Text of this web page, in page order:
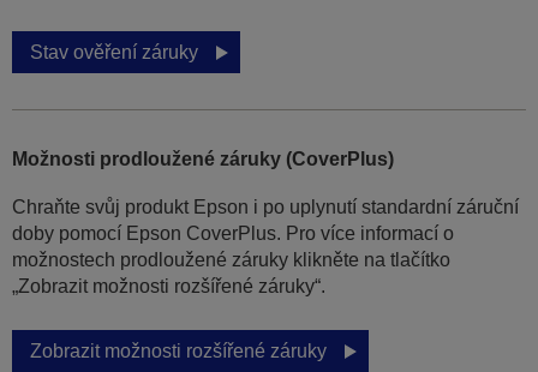
Stav ověření záruky
Možnosti prodloužené záruky (CoverPlus)
Chraňte svůj produkt Epson i po uplynutí standardní záruční
doby pomocí Epson CoverPlus. Pro více informací o
možnostech prodloužené záruky klikněte na tlačítko
„Zobrazit možnosti rozšířené záruky“.
Zobrazit možnosti rozšířené záruky